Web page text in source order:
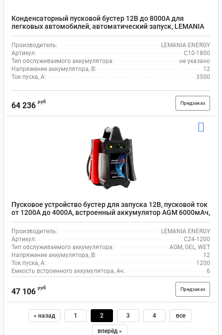
Конденсаторный пусковой бустер 12В до 8000А для
легковых автомобилей, автоматический запуск, LEMANIA
ENERGY C10-1800
Производитель:
LEMANIA ENERGY
Артикул:
C10-1800
Тип обслуживаемого аккумулятора:
не указано
Напряжение аккумулятора, В:
12
Ток пуска, А:
3500
64 236 руб Предзаказ
Пусковое устройство бустер для запуска 12В, пусковой ток
от 1200А до 4000А, встроенный аккумулятор AGM 6000мАч,
LEMANIA ENERGY, C24-1200
Производитель:
LEMANIA ENERGY
Артикул:
C24-1200
Тип обслуживаемого аккумулятора:
AGM, GEL, WET
Напряжение аккумулятора, В:
12
Ток пуска, А:
1200
Емкость встроенного аккумулятора, Ач:
6
47 106 руб Предзаказ
« назад 1 2 3 4 все
вперёд »